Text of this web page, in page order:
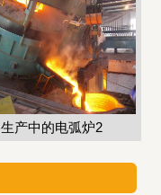
生产中的电弧炉2